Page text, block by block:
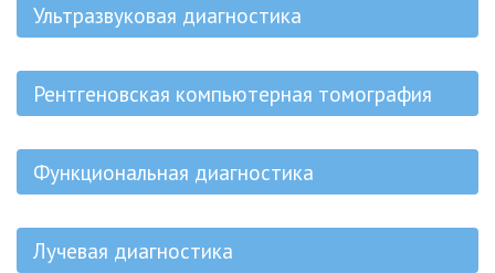
Ультразвуковая диагностика
Рентгеновская компьютерная томография
Функциональная диагностика
Лучевая диагностика